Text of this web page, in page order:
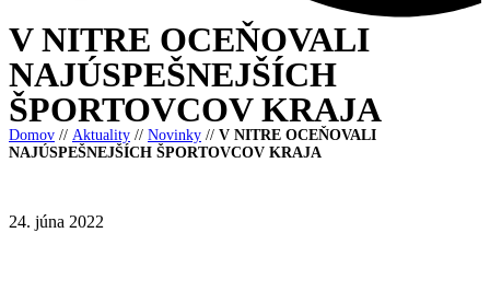
V NITRE OCEŇOVALI
NAJÚSPEŠNEJŠÍCH
ŠPORTOVCOV KRAJA
Domov // Aktuality // Novinky // V NITRE OCEŇOVALI
NAJÚSPEŠNEJŠÍCH ŠPORTOVCOV KRAJA
24. júna 2022